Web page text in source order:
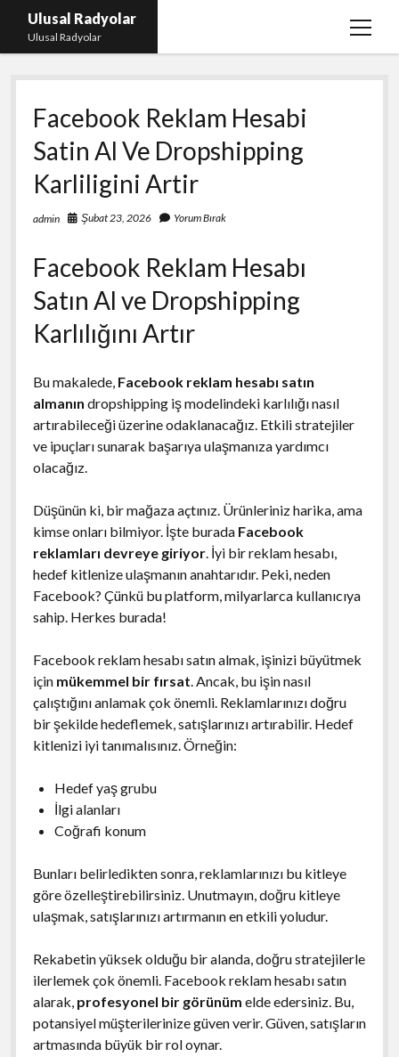
Ulusal Radyolar
Ulusal Radyolar
menüyü
Ana Başlık: Discord Instagram Botu
Instagram Beğeni Kazanma Ücretsiz
Liste
Sayfa Listesi
Spotify Dinlenme Atma Parasız
Facebook Reklam Hesabi
Satin Al Ve Dropshipping
Karliligini Artir
admin Şubat 23, 2026 Yorum Bırak
Facebook Reklam Hesabı
Satın Al ve Dropshipping
Karlılığını Artır
Bu makalede, Facebook reklam hesabı satın
almanın dropshipping iş modelindeki karlılığı nasıl
artırabileceği üzerine odaklanacağız. Etkili stratejiler
ve ipuçları sunarak başarıya ulaşmanıza yardımcı
olacağız.
Düşünün ki, bir mağaza açtınız. Ürünleriniz harika, ama
kimse onları bilmiyor. İşte burada Facebook
reklamları devreye giriyor. İyi bir reklam hesabı,
hedef kitlenize ulaşmanın anahtarıdır. Peki, neden
Facebook? Çünkü bu platform, milyarlarca kullanıcıya
sahip. Herkes burada!
Facebook reklam hesabı satın almak, işinizi büyütmek
için mükemmel bir fırsat. Ancak, bu işin nasıl
çalıştığını anlamak çok önemli. Reklamlarınızı doğru
bir şekilde hedeflemek, satışlarınızı artırabilir. Hedef
kitlenizi iyi tanımalısınız. Örneğin:
Hedef yaş grubu
İlgi alanları
Coğrafi konum
Bunları belirledikten sonra, reklamlarınızı bu kitleye
göre özelleştirebilirsiniz. Unutmayın, doğru kitleye
ulaşmak, satışlarınızı artırmanın en etkili yoludur.
Rekabetin yüksek olduğu bir alanda, doğru stratejilerle
ilerlemek çok önemli. Facebook reklam hesabı satın
alarak, profesyonel bir görünüm elde edersiniz. Bu,
potansiyel müşterilerinize güven verir. Güven, satışların
artmasında büyük bir rol oynar.